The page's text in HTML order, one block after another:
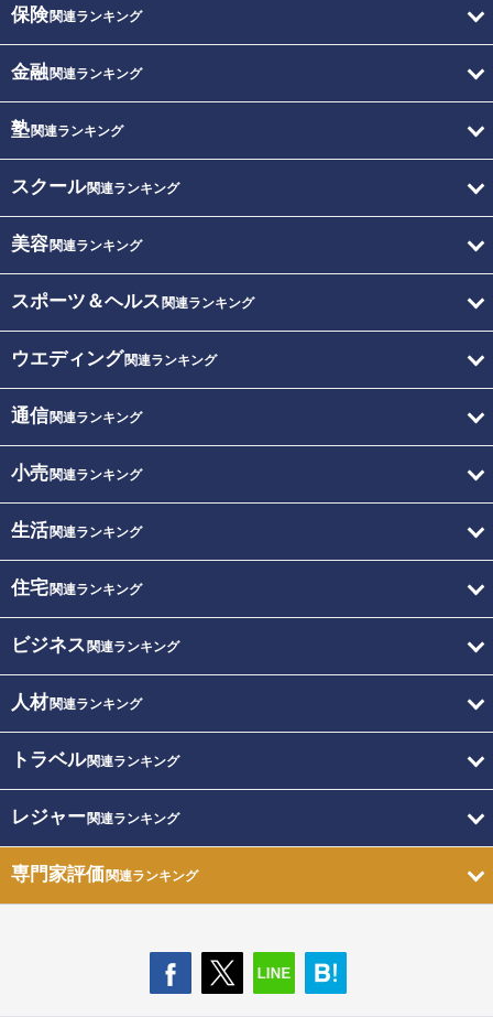
保険関連ランキング
金融関連ランキング
塾関連ランキング
スクール関連ランキング
美容関連ランキング
スポーツ＆ヘルス 関連ランキング
ウエディング関連ランキング
通信関連ランキング
小売関連ランキング
生活関連ランキング
住宅関連ランキング
ビジネス 関連ランキング
人材関連ランキング
トラベル関連ランキング
レジャー関連ランキング
専門家評価関連ランキング